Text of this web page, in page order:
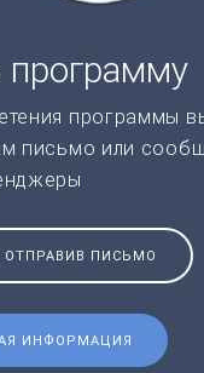
программу
программы
письмо или
ОТПРАВИВ ПИСЬМО
ИНФОРМАЦИЯ